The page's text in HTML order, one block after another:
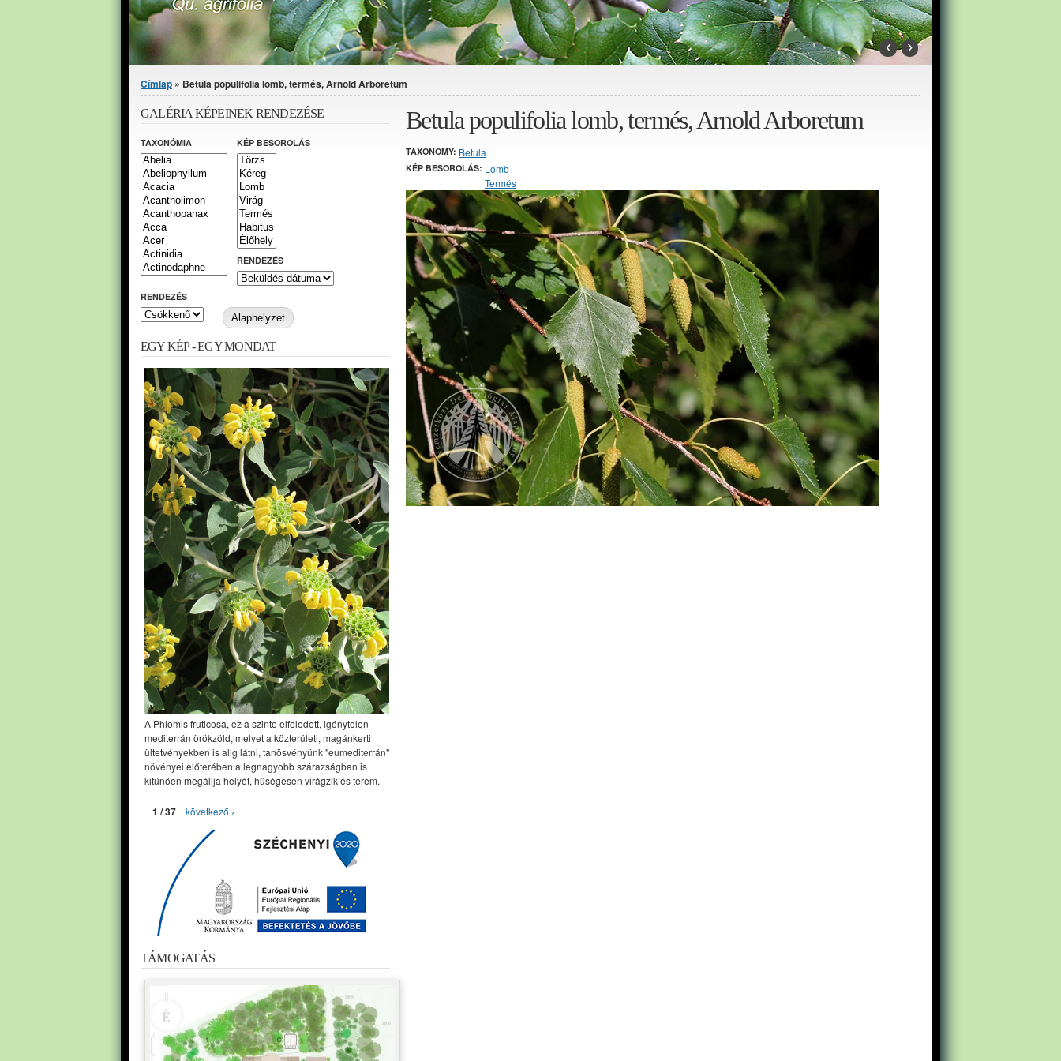
‹ ›
Jelenlegi hely
Címlap » Betula populifolia lomb, termés, Arnold Arboretum
Betula populifolia lomb, termés, Arnold Arboretum
TAXONOMY: Betula
KÉP BESOROLÁS: Lomb
Termés
GALÉRIA KÉPEINEK RENDEZÉSE
TAXONÓMIA KÉP BESOROLÁS
RENDEZÉS
RENDEZÉS
EGY KÉP - EGY MONDAT
A Phlomis fruticosa, ez a szinte elfeledett, igénytelen
mediterrán örökzöld, melyet a közterületi, magánkerti
ültetvényekben is alig látni, tanösvényünk "eumediterrán"
növényei előterében a legnagyobb szárazságban is
kitűnően megállja helyét, hűségesen virágzik és terem.
1 / 37 következő ›
TÁMOGATÁS